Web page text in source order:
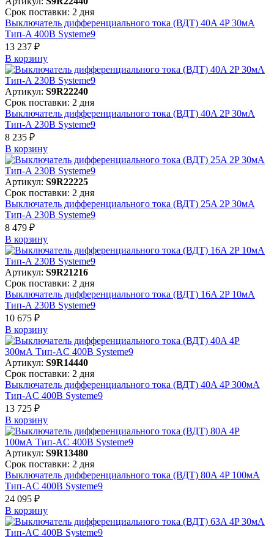
Срок поставки: 2 дня
Выключатель дифференциального тока (ВДТ) 40A 4P 30мА
Тип-A 400В Systeme9
13 237 ₽
В корзинy
Артикул: S9R22240
Срок поставки: 2 дня
Выключатель дифференциального тока (ВДТ) 40A 2P 30мА
Тип-A 230В Systeme9
8 235 ₽
В корзинy
Артикул: S9R22225
Срок поставки: 2 дня
Выключатель дифференциального тока (ВДТ) 25A 2P 30мА
Тип-A 230В Systeme9
8 479 ₽
В корзинy
Артикул: S9R21216
Срок поставки: 2 дня
Выключатель дифференциального тока (ВДТ) 16A 2P 10мА
Тип-A 230В Systeme9
10 675 ₽
В корзинy
Артикул: S9R14440
Срок поставки: 2 дня
Выключатель дифференциального тока (ВДТ) 40A 4P 300мА
Тип-AC 400В Systeme9
13 725 ₽
В корзинy
Артикул: S9R13480
Срок поставки: 2 дня
Выключатель дифференциального тока (ВДТ) 80A 4P 100мА
Тип-AC 400В Systeme9
24 095 ₽
В корзинy